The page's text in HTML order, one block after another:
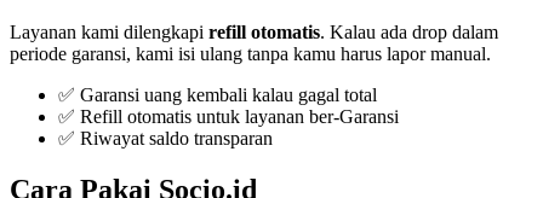
Layanan kami dilengkapi refill otomatis. Kalau ada drop dalam
periode garansi, kami isi ulang tanpa kamu harus lapor manual.
✅ Garansi uang kembali kalau gagal total
✅ Refill otomatis untuk layanan ber-Garansi
✅ Riwayat saldo transparan
Cara Pakai Socio.id